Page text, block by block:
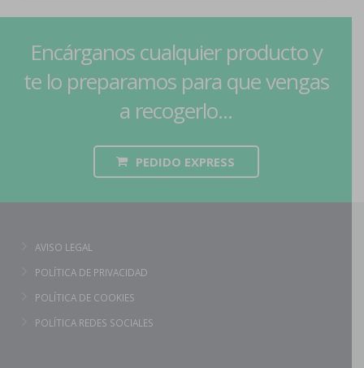
Encárganos cualquier producto y
te lo preparamos para que vengas
a recogerlo...
PEDIDO EXPRESS
AVISO LEGAL
POLÍTICA DE PRIVACIDAD
POLÍTICA DE COOKIES
POLÍTICA REDES SOCIALES